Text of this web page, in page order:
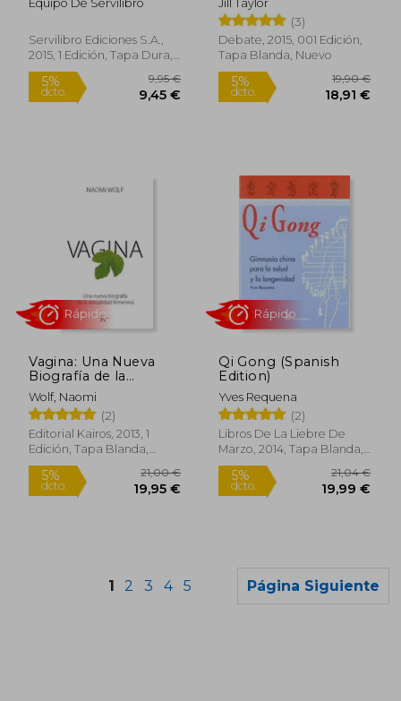
35,48 €
Equipo De Servilibro
Servilibro Ediciones S.A.,
2015, 1 Edición, Tapa Dura,
Nuevo
(Ciencia y Tecnología)
Jill Taylor
(3)
Debate, 2015, 001 Edición,
Tapa Blanda, Nuevo
Vagina: Una Nueva
Biografía de la
Sexualidad Femenina
Wolf, Naomi
(2)
Editorial Kairos, 2013, 1
Edición, Tapa Blanda,
Nuevo
Qi Gong (Spanish
Edition)
Yves Requena
(2)
Libros De La Liebre De
Marzo, 2014, Tapa Blanda,
Nuevo
1 2 3 4 5 Página Siguiente